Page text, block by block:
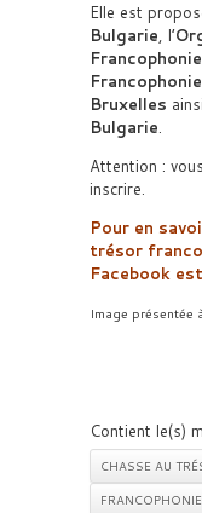
Elle est
Bulgarie, l’
Francophonie
Francophonie
Bruxelles
Bulgarie.
Attention :
inscrire.
Pour en
trésor
Facebook
Image présentée
Contient le(s)
CHASSE AU
FRANCOPHONIE